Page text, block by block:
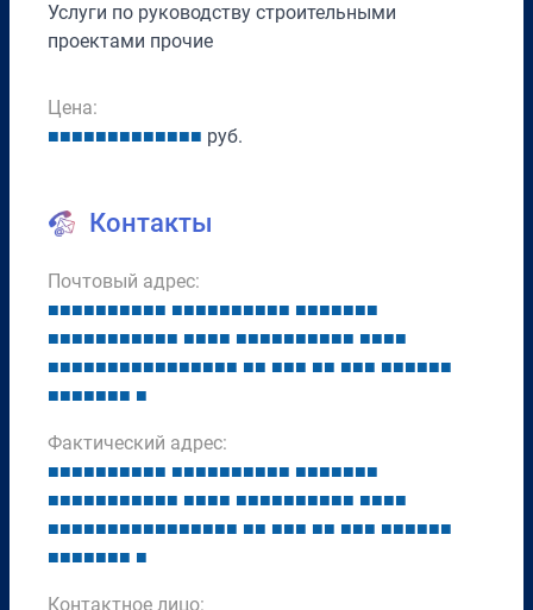
Услуги по руководству строительными
проектами прочие
Цена:
■■■■■■■■■■■■■ руб.
Контакты
Почтовый адрес:
■■■■■■■■■■ ■■■■■■■■■■ ■■■■■■■
■■■■■■■■■■■ ■■■■ ■■■■■■■■■■ ■■■■
■■■■■■■■■■■■■■■■ ■■ ■■■ ■■ ■■■ ■■■■■■
■■■■■■■ ■
Фактический адрес:
■■■■■■■■■■ ■■■■■■■■■■ ■■■■■■■
■■■■■■■■■■■ ■■■■ ■■■■■■■■■■ ■■■■
■■■■■■■■■■■■■■■■ ■■ ■■■ ■■ ■■■ ■■■■■■
■■■■■■■ ■
Контактное лицо: